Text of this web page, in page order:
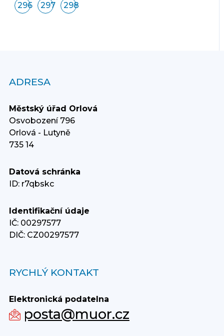
296 297 298
ADRESA
Městský úřad Orlová
Osvobození 796
Orlová - Lutyně
735 14
Datová schránka
ID: r7qbskc
Identifikační údaje
IČ: 00297577
DIČ: CZ00297577
RYCHLÝ KONTAKT
Elektronická podatelna
posta@muor.cz